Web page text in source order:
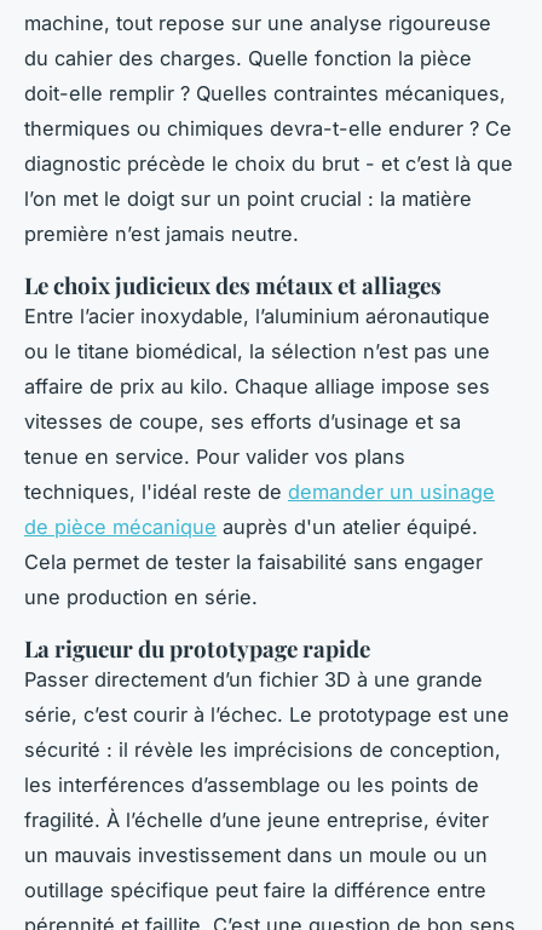
machine, tout repose sur une analyse rigoureuse
du cahier des charges. Quelle fonction la pièce
doit-elle remplir ? Quelles contraintes mécaniques,
thermiques ou chimiques devra-t-elle endurer ? Ce
diagnostic précède le choix du brut - et c’est là que
l’on met le doigt sur un point crucial : la matière
première n’est jamais neutre.
Le choix judicieux des métaux et alliages
Entre l’acier inoxydable, l’aluminium aéronautique
ou le titane biomédical, la sélection n’est pas une
affaire de prix au kilo. Chaque alliage impose ses
vitesses de coupe, ses efforts d’usinage et sa
tenue en service. Pour valider vos plans
techniques, l'idéal reste de demander un usinage
de pièce mécanique auprès d'un atelier équipé.
Cela permet de tester la faisabilité sans engager
une production en série.
La rigueur du prototypage rapide
Passer directement d’un fichier 3D à une grande
série, c’est courir à l’échec. Le prototypage est une
sécurité : il révèle les imprécisions de conception,
les interférences d’assemblage ou les points de
fragilité. À l’échelle d’une jeune entreprise, éviter
un mauvais investissement dans un moule ou un
outillage spécifique peut faire la différence entre